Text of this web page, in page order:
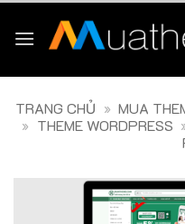
TRANG CHỦ » MUA
» THEME WORDPRESS